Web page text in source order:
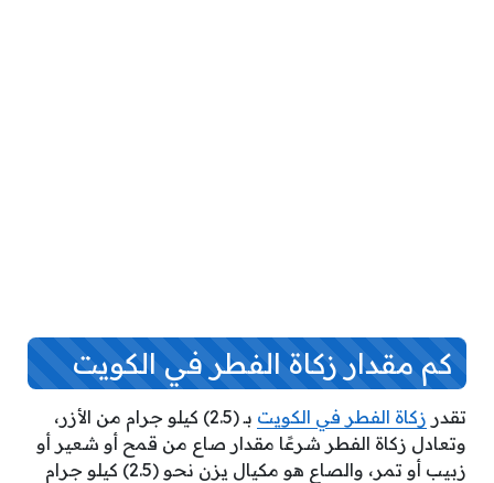
كم مقدار زكاة الفطر في الكويت
تقدر زكاة الفطر في الكويت
بـ (2.5) كيلو جرام من الأزر،
وتعادل زكاة الفطر شرعًا مقدار صاع من قمح أو شعير أو
زبيب أو تمر، والصاع هو مكيال يزن نحو (2.5) كيلو جرام